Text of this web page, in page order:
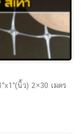
นิ้ว) 2×30 เมตร